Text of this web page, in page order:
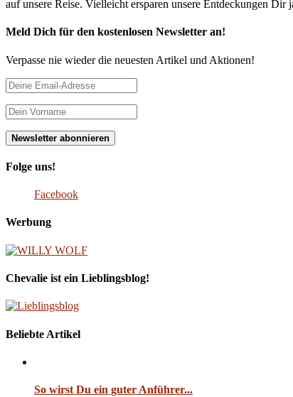
auf unsere Reise. Vielleicht ersparen unsere Entdeckungen Dir
Meld Dich für den kostenlosen Newsletter an!
Verpasse nie wieder die neuesten Artikel und Aktionen!
Folge uns!
Facebook
Werbung
Chevalie ist ein Lieblingsblog!
Beliebte Artikel
So wirst Du ein guter Anführer...